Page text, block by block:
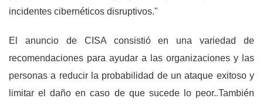
incidentes cibernéticos disruptivos."
El anuncio de CISA consistió en una variedad de
recomendaciones para ayudar a las organizaciones y las
personas a reducir la probabilidad de un ataque exitoso y
limitar el daño en caso de que sucede lo peor..También